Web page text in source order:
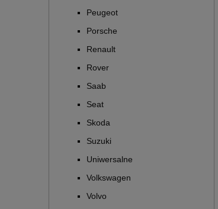
Peugeot
Porsche
Renault
Rover
Saab
Seat
Skoda
Suzuki
Uniwersalne
Volkswagen
Volvo